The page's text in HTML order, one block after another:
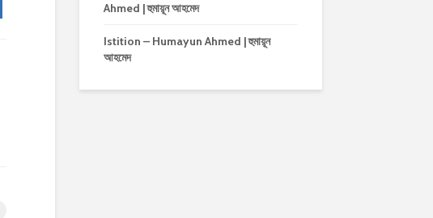
Ahmed | হুমায়ূন আহমেদ
Istition – Humayun Ahmed | হুমায়ূন
আহমেদ